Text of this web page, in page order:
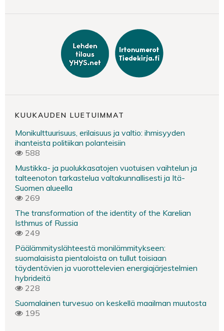
KUUKAUDEN LUETUIMMAT
Monikulttuurisuus, erilaisuus ja valtio: ihmisyyden
ihanteista politiikan polanteisiin
588
Mustikka- ja puolukkasatojen vuotuisen vaihtelun ja
talteenoton tarkastelua valtakunnallisesti ja Itä-
Suomen alueella
269
The transformation of the identity of the Karelian
Isthmus of Russia
249
Päälämmityslähteestä monilämmitykseen:
suomalaisista pientaloista on tullut toisiaan
täydentävien ja vuorottelevien energiajärjestelmien
hybrideitä
228
Suomalainen turvesuo on keskellä maailman muutosta
195